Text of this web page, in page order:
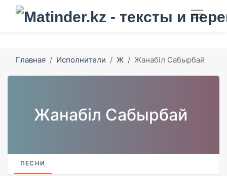
Главная Исполнители Ж Жанабіл Сабырбай
Жанабіл Сабырбай
ПЕСНИ